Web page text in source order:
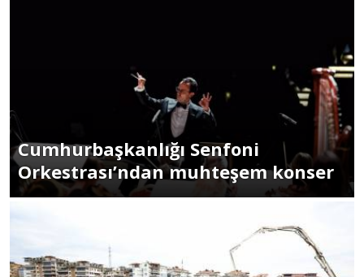
Cumhurbaşkanlığı Senfoni
Orkestrası’ndan muhteşem konser